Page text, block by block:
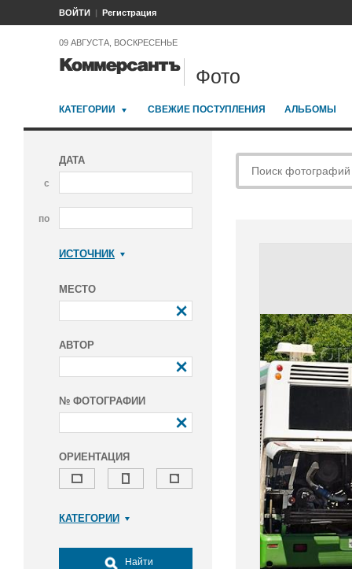
ВОЙТИ Регистрация
09 АВГУСТА, ВОСКРЕСЕНЬЕ
Фото
КАТЕГОРИИ СВЕЖИЕ ПОСТУПЛЕНИЯ АЛЬБОМЫ
ДАТА
с
по
ИСТОЧНИК
МЕСТО
АВТОР
№ ФОТОГРАФИИ
ОРИЕНТАЦИЯ
КАТЕГОРИИ
Досуг, туризм и отдых
Найти